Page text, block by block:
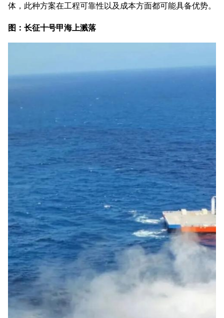
体，此种方案在工程可靠性以及成本方面都可能具备优势。
图：长征十号甲海上溅落